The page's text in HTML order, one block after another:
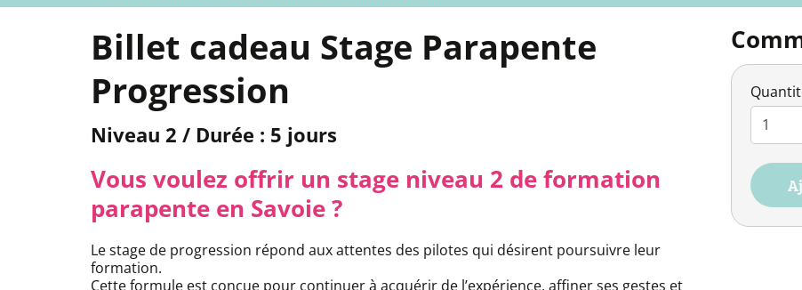
Billet cadeau Stage Parapente
Progression
Niveau 2 / Durée : 5 jours
Vous voulez offrir un stage niveau 2 de formation
parapente en Savoie ?
Le stage de progression répond aux attentes des pilotes qui désirent poursuivre leur
formation.
Cette formule est conçue pour continuer à acquérir de l’expérience, affiner ses gestes et